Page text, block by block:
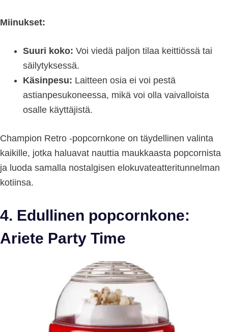
Miinukset:
Suuri koko: Voi viedä paljon tilaa keittiössä tai
säilytyksessä.
Käsinpesu: Laitteen osia ei voi pestä
astianpesukoneessa, mikä voi olla vaivalloista
osalle käyttäjistä.
Champion Retro -popcornkone on täydellinen valinta
kaikille, jotka haluavat nauttia maukkaasta popcornista
ja luoda samalla nostalgisen elokuvateatteritunnelman
kotiinsa.
4. Edullinen popcornkone:
Ariete Party Time